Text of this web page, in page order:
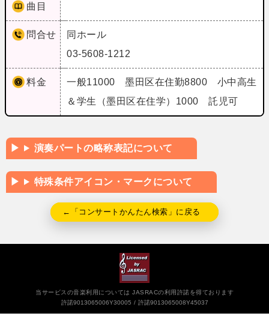
曲目
問合せ
同ホール
03-5608-1212
料金
一般11000 墨田区在住勤8800 小中高生
＆学生（墨田区在住学）1000 託児可
演奏パートの略称表記について
特殊条件アイコン・マークについて
←「コンサートかんたん検索」に戻る
当サービスの音楽利用については JASRACの利用許諾を得ております
許諾9013065006Y30005
許諾9013065008Y45037